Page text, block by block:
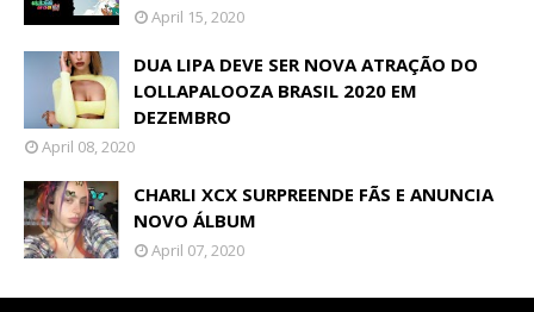
April 15, 2020
DUA LIPA DEVE SER NOVA ATRAÇÃO DO
LOLLAPALOOZA BRASIL 2020 EM
DEZEMBRO
April 08, 2020
CHARLI XCX SURPREENDE FÃS E ANUNCIA
NOVO ÁLBUM
April 07, 2020